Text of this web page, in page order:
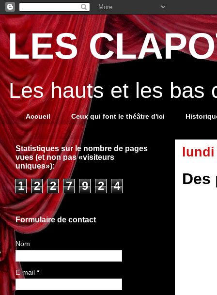
LES
Les hauts et les bas
Accueil Ceux qui font le théâtre d'ici
lundi
Des
Statistiques sur le nombre de pages
vues (et non pas «visiteurs
uniques»):
1 2 2 7 9 2 4
Formulaire de contact
Nom
E-mail *